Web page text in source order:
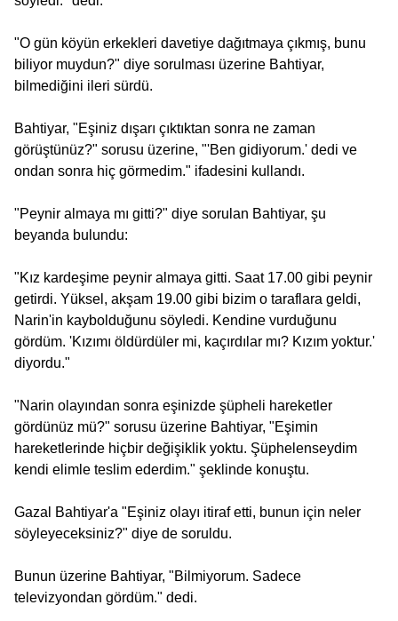
"O gün köyün erkekleri davetiye dağıtmaya çıkmış, bunu
biliyor muydun?" diye sorulması üzerine Bahtiyar,
bilmediğini ileri sürdü.
Bahtiyar, "Eşiniz dışarı çıktıktan sonra ne zaman
görüştünüz?" sorusu üzerine, "'Ben gidiyorum.' dedi ve
ondan sonra hiç görmedim." ifadesini kullandı.
"Peynir almaya mı gitti?" diye sorulan Bahtiyar, şu
beyanda bulundu:
"Kız kardeşime peynir almaya gitti. Saat 17.00 gibi peynir
getirdi. Yüksel, akşam 19.00 gibi bizim o taraflara geldi,
Narin'in kaybolduğunu söyledi. Kendine vurduğunu
gördüm. 'Kızımı öldürdüler mi, kaçırdılar mı? Kızım yoktur.'
diyordu."
"Narin olayından sonra eşinizde şüpheli hareketler
gördünüz mü?" sorusu üzerine Bahtiyar, "Eşimin
hareketlerinde hiçbir değişiklik yoktu. Şüphelenseydim
kendi elimle teslim ederdim." şeklinde konuştu.
Gazal Bahtiyar'a "Eşiniz olayı itiraf etti, bunun için neler
söyleyeceksiniz?" diye de soruldu.
Bunun üzerine Bahtiyar, "Bilmiyorum. Sadece
televizyondan gördüm." dedi.